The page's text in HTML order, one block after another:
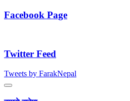
Facebook Page
Twitter Feed
Tweets by FarakNepal